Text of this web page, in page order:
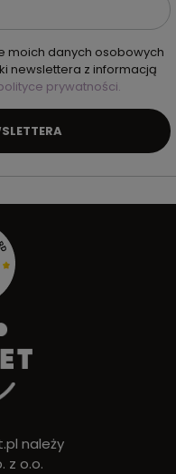
moich danych osobowych
newslettera z informacją
prywatności.
należy
z o.o.